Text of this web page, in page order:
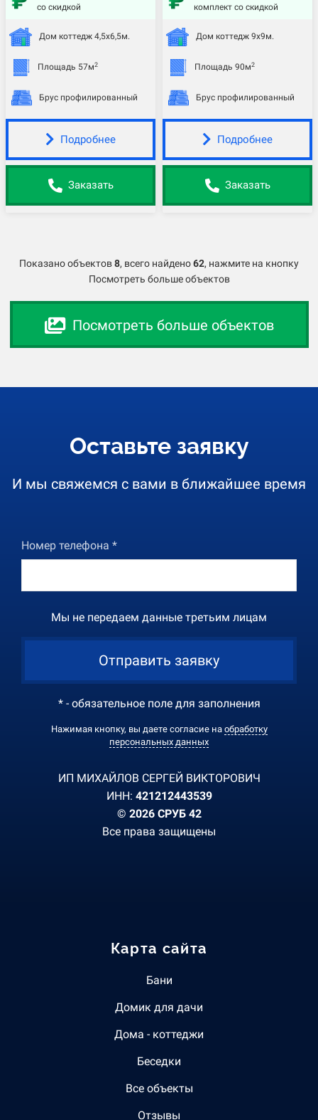
со скидкой
Дом коттедж 4,5х6,5м.
Площадь 57м2
Брус профилированный
Подробнее
Заказать
комплект со скидкой
Дом коттедж 9х9м.
Площадь 90м2
Брус профилированный
Подробнее
Заказать
Показано объектов8, всего найдено62, нажмите на кнопку
Посмотреть больше объектов
Посмотреть больше объектов
Оставьте заявку
И мы свяжемся с вами в ближайшее время
Номер телефона *
Мы не передаем данные третьим лицам
Отправить заявку
* - обязательное поле для заполнения
Нажимая кнопку, вы даете согласие на обработку
персональных данных
ИП МИХАЙЛОВ СЕРГЕЙ ВИКТОРОВИЧ
ИНН: 421212443539
© 2026 СРУБ 42
Все права защищены
Карта сайта
Бани
Домик для дачи
Дома - коттеджи
Беседки
Все объекты
Отзывы